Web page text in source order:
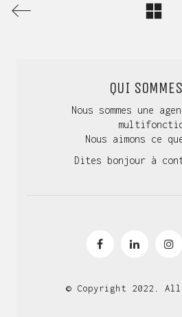
QUI
Nous sommes une
Nous aimons ce
Dites bonjour à
© Copyright 2022. All